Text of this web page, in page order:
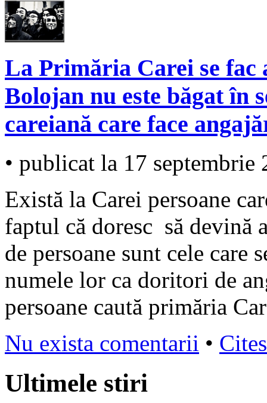
La Primăria Carei se fac
Bolojan nu este băgat în
careiană care face
• publicat la 17 septembrie
Există la Carei persoane
faptul că doresc să devină
de persoane sunt cele care
numele lor ca doritori de
persoane caută primăria
Nu exista comentarii •
Ultimele stiri